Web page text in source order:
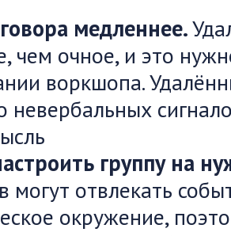
медленнее.
чем очное, и это
воркшопа.
невербальных
группу на
могут отвлекать
окружение,